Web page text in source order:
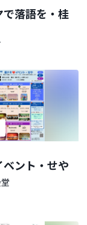
で落語を・桂
ベント・せや